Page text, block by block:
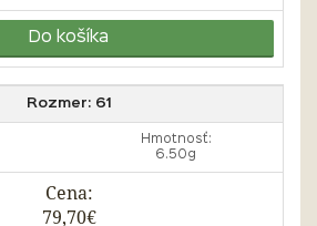
Do košíka
Rozmer: 61
Hmotnosť:
6.50g
Cena:
79,70€